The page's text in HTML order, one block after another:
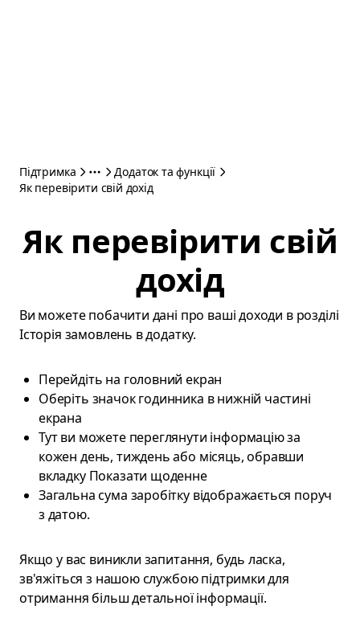
Підтримка
Додаток та функції
Як перевірити свій дохід
Як перевірити свій
дохід
Ви можете побачити дані про ваші доходи в розділі
Історія замовлень в додатку.
Перейдіть на головний екран
Оберіть значок годинника в нижній частині
екрана
Тут ви можете переглянути інформацію за
кожен день, тиждень або місяць, обравши
вкладку Показати щоденне
Загальна сума заробітку відображається поруч
з датою.
Якщо у вас виникли запитання, будь ласка,
зв'яжіться з нашою службою підтримки для
отримання більш детальної інформації.